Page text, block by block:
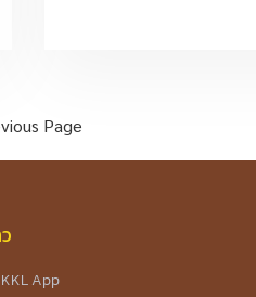
Page
App